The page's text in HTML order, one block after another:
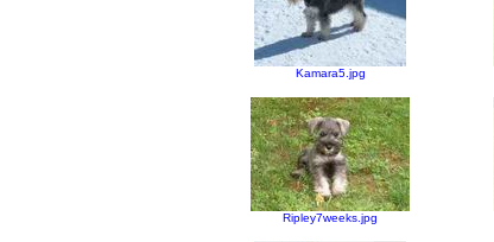
Kamara5.jpg
Ripley7weeks.jpg